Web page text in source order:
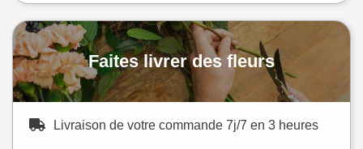
Faites livrer des fleurs
Livraison de votre commande 7j/7 en 3 heures